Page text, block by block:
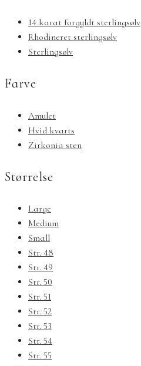
14 karat forgyldt sterlingsølv
Rhodineret sterlingsølv
Sterlingsølv
Farve
Amulet
Hvid kvarts
Zirkonia sten
Størrelse
Large
Medium
Small
Str. 48
Str. 49
Str. 50
Str. 51
Str. 52
Str. 53
Str. 54
Str. 55